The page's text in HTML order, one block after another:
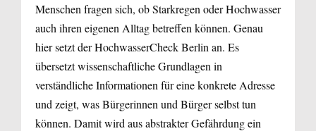
Menschen fragen sich, ob Starkregen oder Hochwasser
auch ihren eigenen Alltag betreffen können. Genau
hier setzt der HochwasserCheck Berlin an. Es
übersetzt wissenschaftliche Grundlagen in
verständliche Informationen für eine konkrete Adresse
und zeigt, was Bürgerinnen und Bürger selbst tun
können. Damit wird aus abstrakter Gefährdung ein